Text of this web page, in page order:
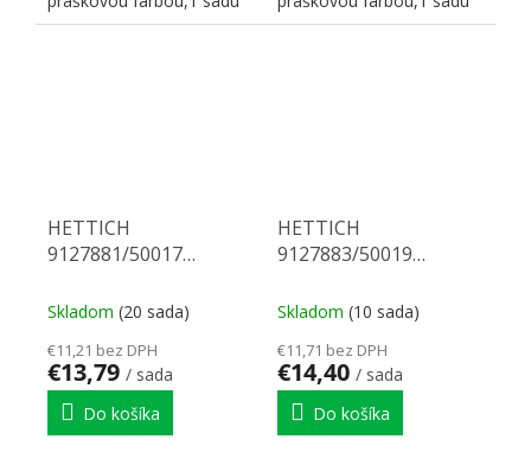
korpusových koľajničiek...
korpusových koľajničiek...
HETTICH
9127881/50017
Skladom (20 sada)
€11,21 bez DPH
€13,79 / sada
Do košíka
HETTICH
9127883/50019
Skladom (10 sada)
€11,71 bez DPH
€14,40 / sada
Do košíka